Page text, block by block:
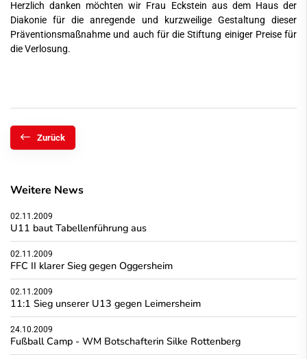
Herzlich danken möchten wir Frau Eckstein aus dem Haus der
Diakonie für die anregende und kurzweilige Gestaltung dieser
Präventionsmaßnahme und auch für die Stiftung einiger Preise für
die Verlosung.
Zurück
Weitere News
02.11.2009
U11 baut Tabellenführung aus
02.11.2009
FFC II klarer Sieg gegen Oggersheim
02.11.2009
11:1 Sieg unserer U13 gegen Leimersheim
24.10.2009
Fußball Camp - WM Botschafterin Silke Rottenberg